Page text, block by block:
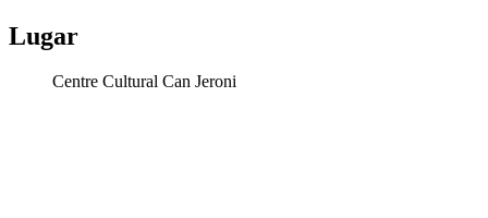
Lugar
Centre Cultural Can Jeroni